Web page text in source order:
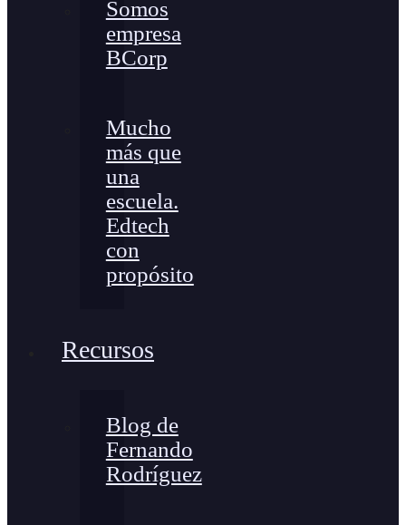
Somos
empresa
BCorp
Mucho
más que
una
escuela.
Edtech
con
propósito
Recursos
Blog de
Fernando
Rodríguez